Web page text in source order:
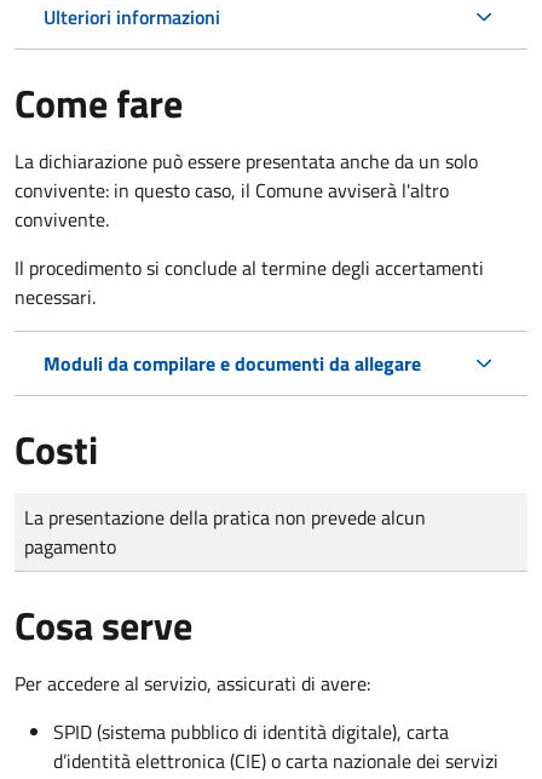
Ulteriori informazioni
Come fare
La dichiarazione può essere presentata anche da un solo
convivente: in questo caso, il Comune avviserà l'altro
convivente.
Il procedimento si conclude al termine degli accertamenti
necessari.
Moduli da compilare e documenti da allegare
Costi
Tipo di pagamento
Importo
La presentazione della pratica non prevede alcun
pagamento
Cosa serve
Per accedere al servizio, assicurati di avere:
SPID (sistema pubblico di identità digitale), carta
d’identità elettronica (CIE) o carta nazionale dei servizi